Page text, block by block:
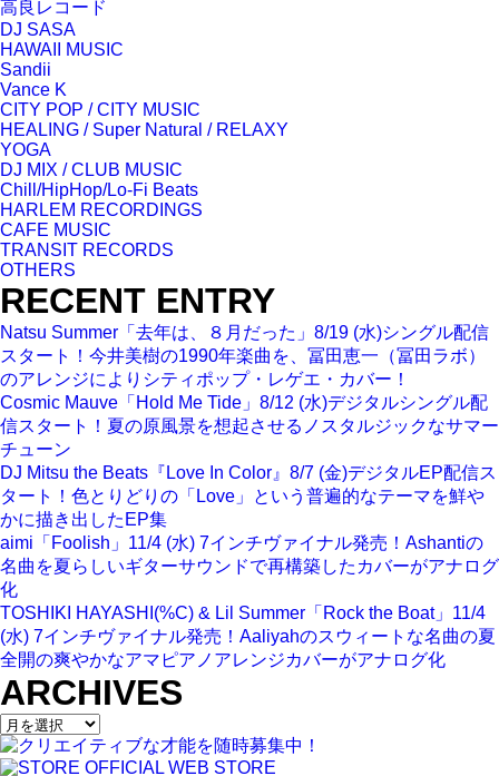
高良レコード
DJ SASA
HAWAII MUSIC
Sandii
Vance K
CITY POP / CITY MUSIC
HEALING / Super Natural / RELAXY
YOGA
DJ MIX / CLUB MUSIC
Chill/HipHop/Lo-Fi Beats
HARLEM RECORDINGS
CAFE MUSIC
TRANSIT RECORDS
OTHERS
RECENT ENTRY
Natsu Summer「去年は、８月だった」8/19 (水)シングル配信
スタート！今井美樹の1990年楽曲を、冨田恵一（冨田ラボ）
のアレンジによりシティポップ・レゲエ・カバー！
Cosmic Mauve「Hold Me Tide」8/12 (水)デジタルシングル配
信スタート！夏の原風景を想起させるノスタルジックなサマー
チューン
DJ Mitsu the Beats『Love In Color』8/7 (金)デジタルEP配信ス
タート！色とりどりの「Love」という普遍的なテーマを鮮や
かに描き出したEP集
aimi「Foolish」11/4 (水) 7インチヴァイナル発売！Ashantiの
名曲を夏らしいギターサウンドで再構築したカバーがアナログ
化
TOSHIKI HAYASHI(%C) & Lil Summer「Rock the Boat」11/4
(水) 7インチヴァイナル発売！Aaliyahのスウィートな名曲の夏
全開の爽やかなアマピアノアレンジカバーがアナログ化
ARCHIVES